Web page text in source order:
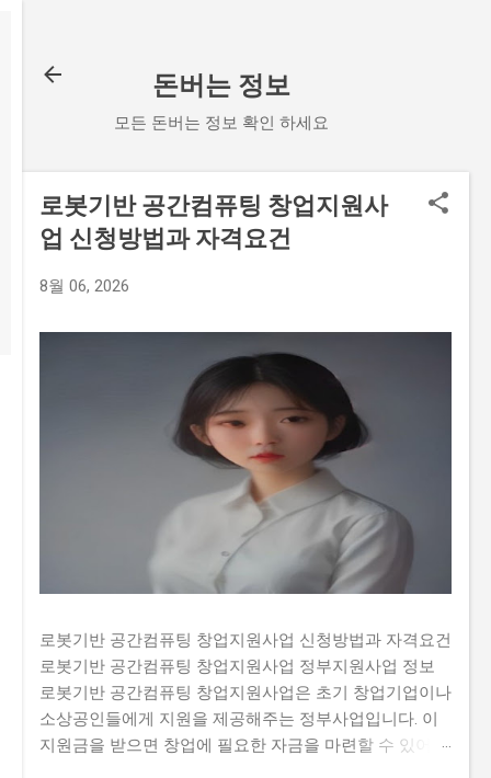
돈버는 정보
모든 돈버는 정보 확인 하세요
로봇기반 공간컴퓨팅 창업지원사
업 신청방법과 자격요건
8월 06, 2026
로봇기반 공간컴퓨팅 창업지원사업 신청방법과 자격요건
로봇기반 공간컴퓨팅 창업지원사업 정부지원사업 정보
로봇기반 공간컴퓨팅 창업지원사업은 초기 창업기업이나
소상공인들에게 지원을 제공해주는 정부사업입니다. 이
지원금을 받으면 창업에 필요한 자금을 마련할 수 있어